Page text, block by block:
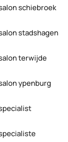
schiebroek
stadshagen
terwijde
ypenburg